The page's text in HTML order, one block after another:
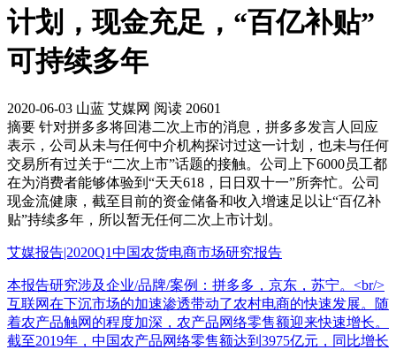
计划，现金充足，“百亿补贴”
可持续多年
2020-06-03 山蓝 艾媒网 阅读 20601
摘要 针对拼多多将回港二次上市的消息，拼多多发言人回应
表示，公司从未与任何中介机构探讨过这一计划，也未与任何
交易所有过关于“二次上市”话题的接触。公司上下6000员工都
在为消费者能够体验到“天天618，日日双十一”所奔忙。公司
现金流健康，截至目前的资金储备和收入增速足以让“百亿补
贴”持续多年，所以暂无任何二次上市计划。
艾媒报告|2020Q1中国农货电商市场研究报告
本报告研究涉及企业/品牌/案例：拼多多，京东，苏宁。<br/>
互联网在下沉市场的加速渗透带动了农村电商的快速发展。随
着农产品触网的程度加深，农产品网络零售额迎来快速增长。
截至2019年，中国农产品网络零售额达到3975亿元，同比增长